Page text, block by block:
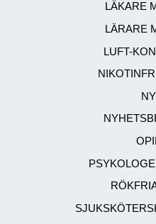
LÄKARE
LÄRARE
LUFT-